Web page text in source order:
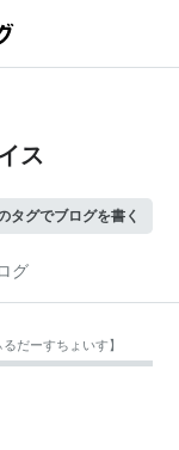
ス
タグでブログを書く
グ
るだーすちょいす】